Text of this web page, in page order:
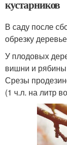
кустарников
В саду после
обрезку
У плодовых
вишни и рябины
Срезы
(1 ч.л. на литр